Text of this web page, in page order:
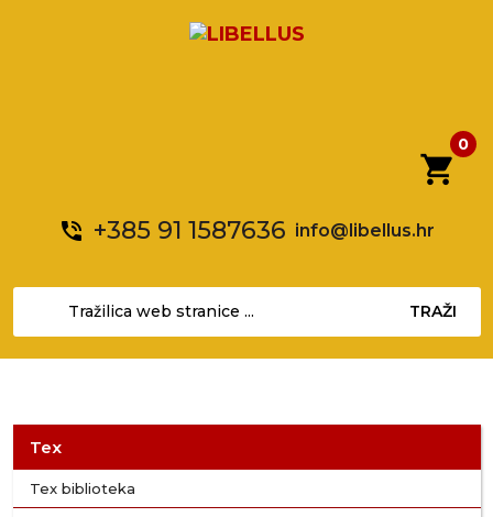
shopping_cart
0
phone_in_talk +385 91 1587636 info@libellus.hr
TRAŽI
Tex
Tex biblioteka